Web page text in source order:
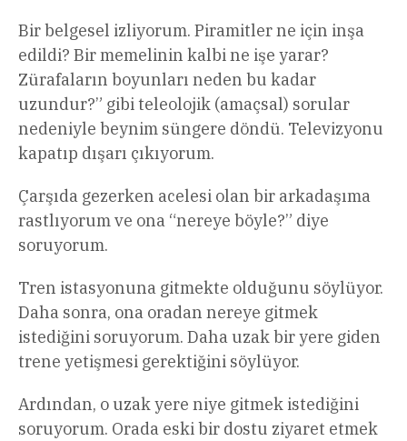
Bir belgesel izliyorum. Piramitler ne için inşa
edildi? Bir memelinin kalbi ne işe yarar?
Zürafaların boyunları neden bu kadar
uzundur?” gibi teleolojik (amaçsal) sorular
nedeniyle beynim süngere döndü. Televizyonu
kapatıp dışarı çıkıyorum.
Çarşıda gezerken acelesi olan bir arkadaşıma
rastlıyorum ve ona “nereye böyle?” diye
soruyorum.
Tren istasyonuna gitmekte olduğunu söylüyor.
Daha sonra, ona oradan nereye gitmek
istediğini soruyorum. Daha uzak bir yere giden
trene yetişmesi gerektiğini söylüyor.
Ardından, o uzak yere niye gitmek istediğini
soruyorum. Orada eski bir dostu ziyaret etmek